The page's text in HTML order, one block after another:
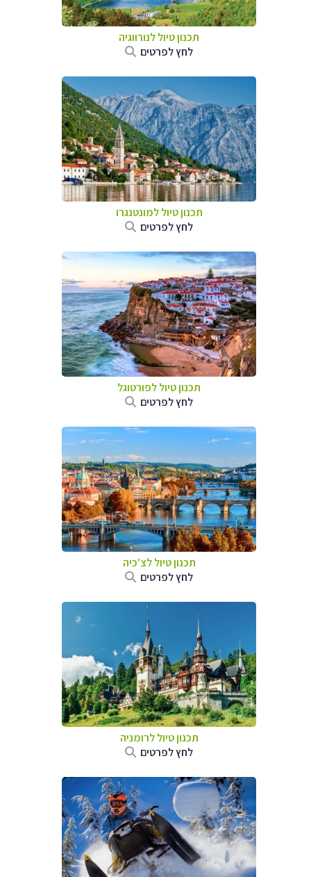
תכנון טיול לנורווגיה
לחץ לפרטים
תכנון טיול למונטנגרו
לחץ לפרטים
תכנון טיול לפורטוגל
לחץ לפרטים
תכנון טיול לצ'כיה
לחץ לפרטים
תכנון טיול לרומניה
לחץ לפרטים